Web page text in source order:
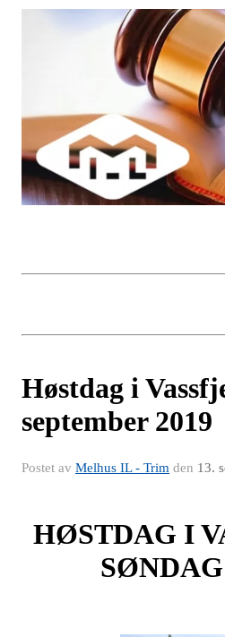
Høstdag i
september 2019
Postet av Melhus IL - Trim den 13.
HØSTDAG I
SØNDAG